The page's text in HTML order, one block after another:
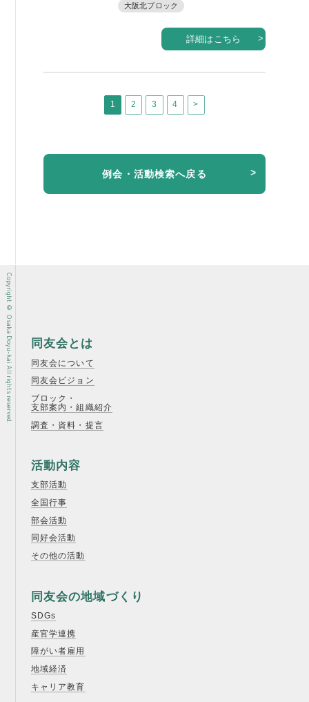
大阪北ブロック
詳細はこちら
1 2 3 4 >
例会・活動検索へ戻る
同友会とは
同友会について
同友会ビジョン
ブロック・
支部案内・組織紹介
調査・資料・提言
活動内容
支部活動
全国行事
部会活動
同好会活動
その他の活動
同友会の地域づくり
SDGs
産官学連携
障がい者雇用
地域経済
キャリア教育
Copyright © Osaka Doyu-kai All rights reserved.